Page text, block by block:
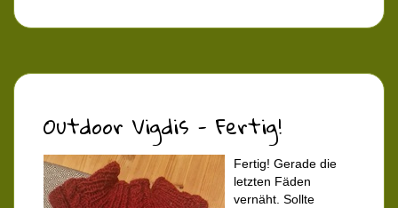
Outdoor Vigdis - Fertig!
Fertig! Gerade die
letzten Fäden
vernäht. Sollte